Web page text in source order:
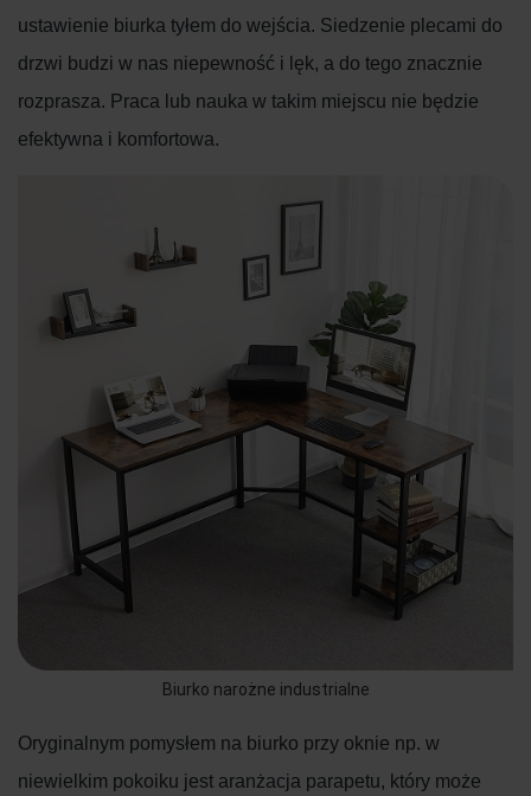
ustawienie biurka tyłem do wejścia. Siedzenie plecami do
drzwi budzi w nas niepewność i lęk, a do tego znacznie
rozprasza. Praca lub nauka w takim miejscu nie będzie
efektywna i komfortowa.
Biurko narożne industrialne
Oryginalnym pomysłem na biurko przy oknie np. w
niewielkim pokoiku jest aranżacja parapetu, który może